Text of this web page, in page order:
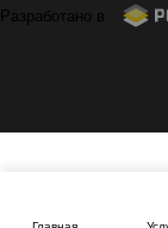
Разработано в